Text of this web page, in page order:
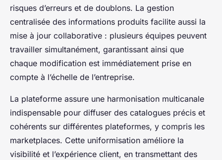
risques d’erreurs et de doublons. La gestion
centralisée des informations produits facilite aussi la
mise à jour collaborative : plusieurs équipes peuvent
travailler simultanément, garantissant ainsi que
chaque modification est immédiatement prise en
compte à l’échelle de l’entreprise.
La plateforme assure une harmonisation multicanale
indispensable pour diffuser des catalogues précis et
cohérents sur différentes plateformes, y compris les
marketplaces. Cette uniformisation améliore la
visibilité et l’expérience client, en transmettant des